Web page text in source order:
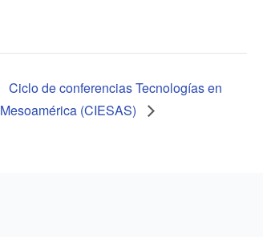
Ciclo de conferencias Tecnologías en
Mesoamérica (CIESAS)